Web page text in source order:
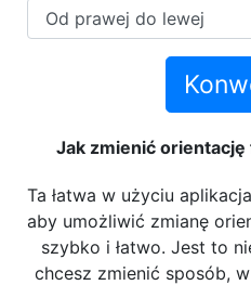
Jak zmienić
Ta łatwa w użyciu
aby umożliwić zmianę
szybko i łatwo. Jest to
chcesz zmienić sposób,